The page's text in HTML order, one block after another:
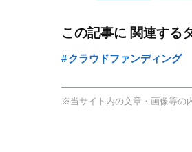
この記事に 関連する
クラウドファンディング
※当サイト内の文章・画像等の